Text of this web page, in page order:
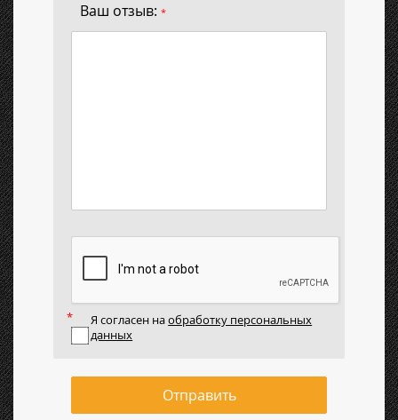
Ваш отзыв: *
Я согласен наобработку персональных
данных
Отправить